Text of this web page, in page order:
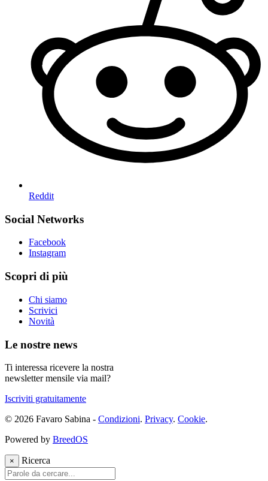
Reddit
Social Networks
Facebook
Instagram
Scopri di più
Chi siamo
Scrivici
Novità
Le nostre news
Ti interessa ricevere la nostra
newsletter mensile via mail?
Iscriviti gratuitamente
© 2026 Favaro Sabina - Condizioni. Privacy. Cookie.
Powered by BreedOS
× Ricerca